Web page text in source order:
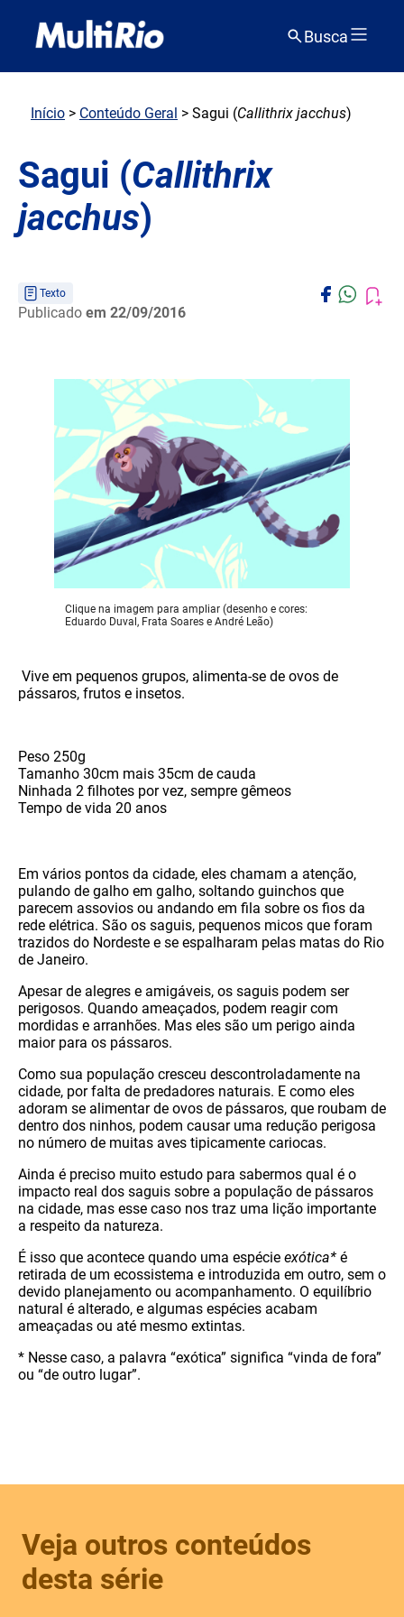
Busca
Início > Conteúdo Geral > Sagui (Callithrix jacchus)
Sagui (Callithrix
jacchus)
Texto
Publicado em 22/09/2016
Clique na imagem para ampliar (desenho e cores:
Eduardo Duval, Frata Soares e André Leão)
Vive em pequenos grupos, alimenta-se de ovos de
pássaros, frutos e insetos.
Peso 250g
Tamanho 30cm mais 35cm de cauda
Ninhada 2 filhotes por vez, sempre gêmeos
Tempo de vida 20 anos
Em vários pontos da cidade, eles chamam a atenção,
pulando de galho em galho, soltando guinchos que
parecem assovios ou andando em fila sobre os fios da
rede elétrica. São os saguis, pequenos micos que foram
trazidos do Nordeste e se espalharam pelas matas do Rio
de Janeiro.
Apesar de alegres e amigáveis, os saguis podem ser
perigosos. Quando ameaçados, podem reagir com
mordidas e arranhões. Mas eles são um perigo ainda
maior para os pássaros.
Como sua população cresceu descontroladamente na
cidade, por falta de predadores naturais. E como eles
adoram se alimentar de ovos de pássaros, que roubam de
dentro dos ninhos, podem causar uma redução perigosa
no número de muitas aves tipicamente cariocas.
Ainda é preciso muito estudo para sabermos qual é o
impacto real dos saguis sobre a população de pássaros
na cidade, mas esse caso nos traz uma lição importante
a respeito da natureza.
É isso que acontece quando uma espécie exótica* é
retirada de um ecossistema e introduzida em outro, sem o
devido planejamento ou acompanhamento. O equilíbrio
natural é alterado, e algumas espécies acabam
ameaçadas ou até mesmo extintas.
* Nesse caso, a palavra “exótica” significa “vinda de fora”
ou “de outro lugar”.
Veja outros conteúdos
desta série